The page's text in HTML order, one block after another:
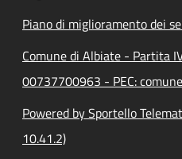
Piano di miglioramento dei
Comune di Albiate - Partita
00737700963 - PEC:
Powered by Sportello
10.41.2)